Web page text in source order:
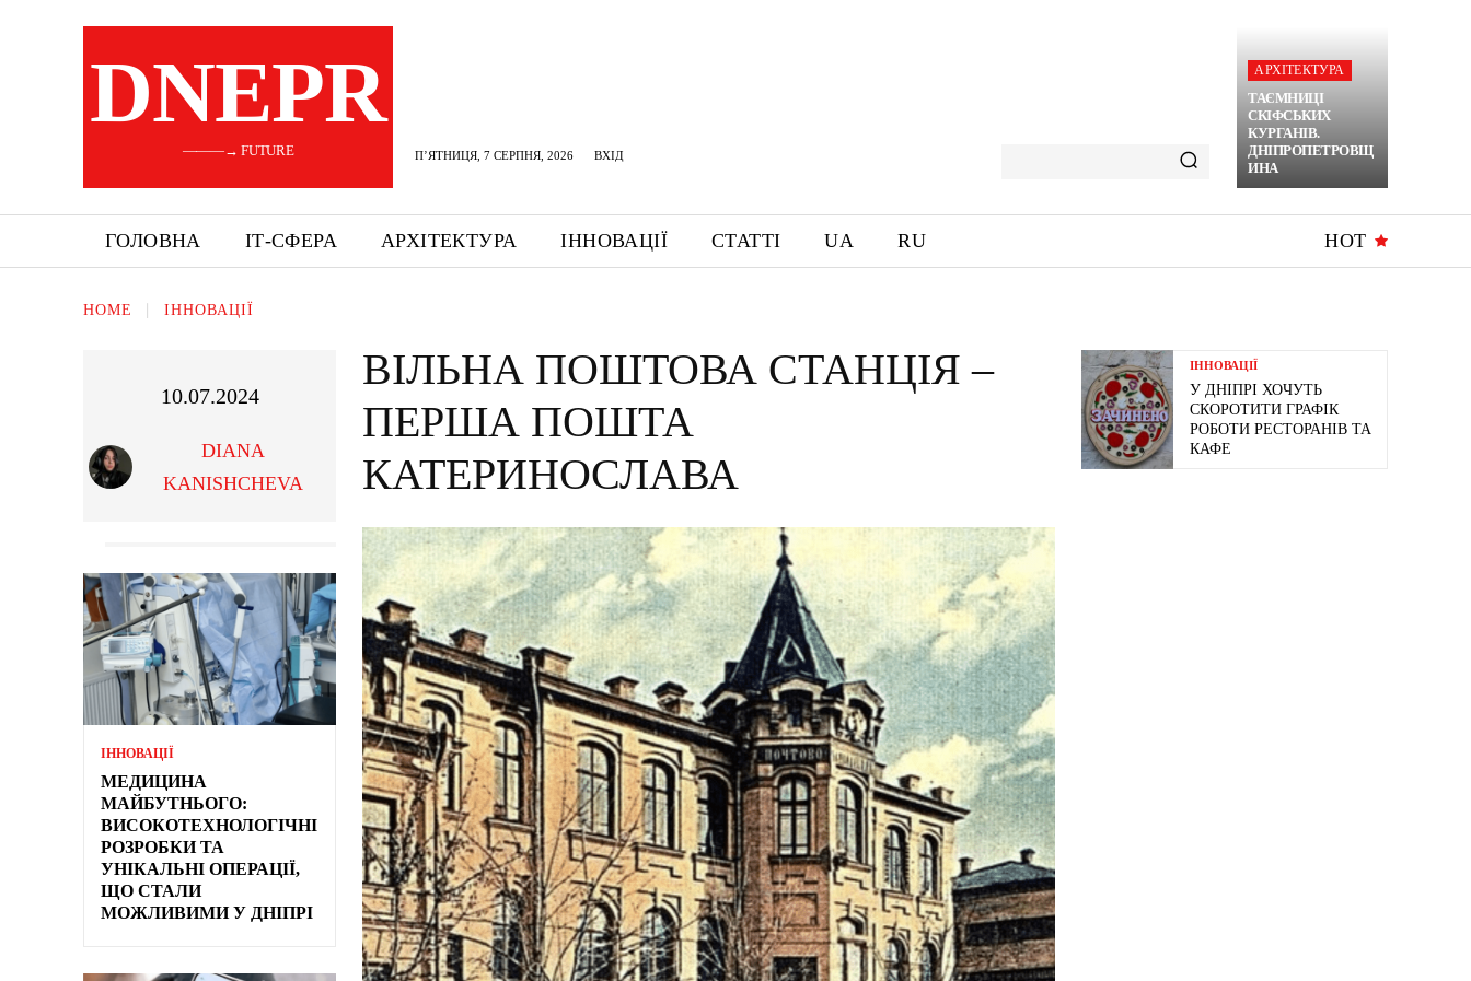
DNEPR
———→ FUTURE П’ЯТНИЦЯ, 7 СЕРПНЯ, 2026 ВХІД
АРХІТЕКТУРА
ТАЄМНИЦІ
СКІФСЬКИХ
КУРГАНІВ.
ДНІПРОПЕТРОВЩ
ИНА
ГОЛОВНА ІТ-СФЕРА АРХІТЕКТУРА ІННОВАЦІЇ СТАТТІ UA RU HOT
HOME ІННОВАЦІЇ
10.07.2024
DIANA
KANISHCHEVA
ІННОВАЦІЇ
МЕДИЦИНА
МАЙБУТНЬОГО:
ВИСОКОТЕХНОЛОГІЧНІ
РОЗРОБКИ ТА
УНІКАЛЬНІ ОПЕРАЦІЇ,
ЩО СТАЛИ
МОЖЛИВИМИ У ДНІПРІ
ВІЛЬНА ПОШТОВА СТАНЦІЯ –
ПЕРША ПОШТА
КАТЕРИНОСЛАВА
ІННОВАЦІЇ
У ДНІПРІ ХОЧУТЬ
СКОРОТИТИ ГРАФІК
РОБОТИ РЕСТОРАНІВ ТА
КАФЕ